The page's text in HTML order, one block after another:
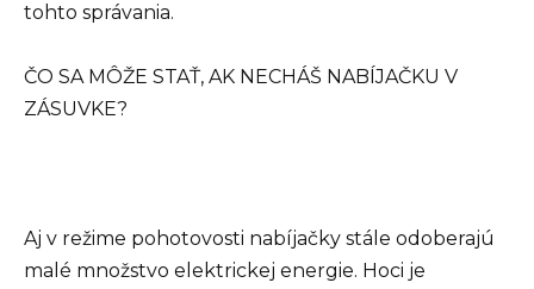
tohto správania.
ČO SA MÔŽE STAŤ, AK NECHÁŠ NABÍJAČKU V
ZÁSUVKE?
Aj v režime pohotovosti nabíjačky stále odoberajú
malé množstvo elektrickej energie. Hoci je